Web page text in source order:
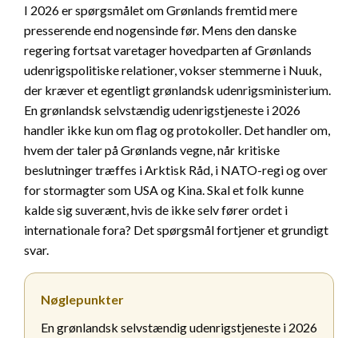
I 2026 er spørgsmålet om Grønlands fremtid mere
presserende end nogensinde før. Mens den danske
regering fortsat varetager hovedparten af Grønlands
udenrigspolitiske relationer, vokser stemmerne i Nuuk,
der kræver et egentligt grønlandsk udenrigsministerium.
En grønlandsk selvstændig udenrigstjeneste i 2026
handler ikke kun om flag og protokoller. Det handler om,
hvem der taler på Grønlands vegne, når kritiske
beslutninger træffes i Arktisk Råd, i NATO-regi og over
for stormagter som USA og Kina. Skal et folk kunne
kalde sig suverænt, hvis de ikke selv fører ordet i
internationale fora? Det spørgsmål fortjener et grundigt
svar.
Nøglepunkter
En grønlandsk selvstændig udenrigstjeneste i 2026